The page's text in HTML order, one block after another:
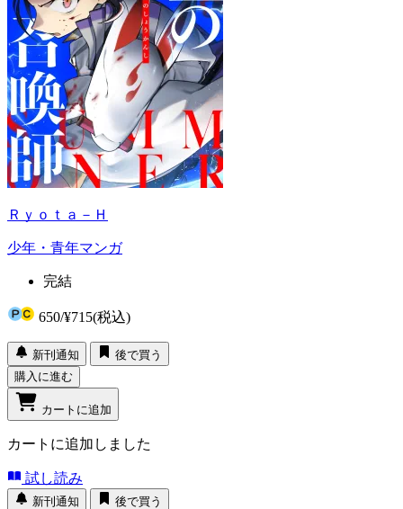
Ｒｙｏｔａ－Ｈ
少年・青年マンガ
完結
650/¥715(税込)
新刊通知
後で買う
購入に進む
カートに追加
カートに追加しました
試し読み
新刊通知 後で買う